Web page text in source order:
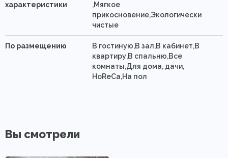
характеристики
,Мягкое
прикосновение,Экологически
чистые
По размещению
В гостиную,В зал,В кабинет,В
квартиру,В спальню,Все
комнаты,Для дома, дачи,
HoReCa,На пол
Вы смотрели